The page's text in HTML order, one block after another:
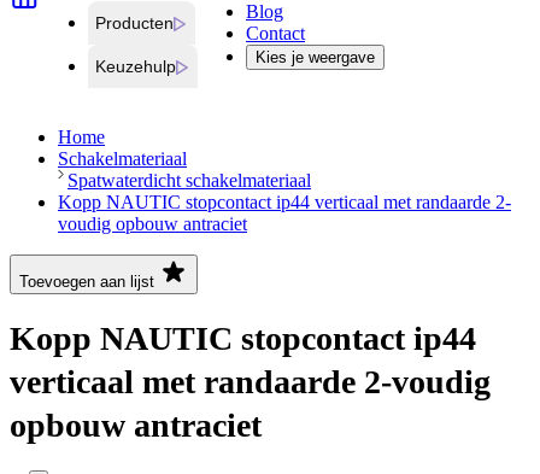
Producten
Keuzehulp
Blog
Contact
Kies je weergave
Home
Schakelmateriaal
Spatwaterdicht schakelmateriaal
Kopp NAUTIC stopcontact ip44 verticaal met randaarde 2-
voudig opbouw antraciet
Toevoegen aan lijst
Kopp NAUTIC stopcontact ip44
verticaal met randaarde 2-voudig
opbouw antraciet